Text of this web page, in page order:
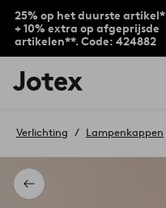
25% op het duurste artikel*
+ 10% extra op afgeprijsde
artikelen**. Code: 424882
Jotex
logo
to
home
page
Terug
Verlichting Lampenkappen